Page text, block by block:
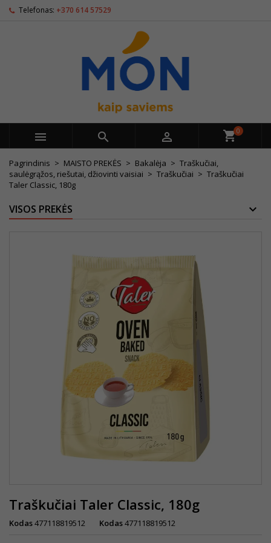
Telefonas: +370 614 57529
   0
Pagrindinis MAISTO PREKĖS Bakalėja
Traškučiai,
saulėgrąžos, riešutai, džiovinti vaisiai
Traškučiai
Traškučiai
Taler Classic, 180g
VISOS PREKĖS
Traškučiai Taler Classic, 180g
Kodas477118819512 Kodas477118819512